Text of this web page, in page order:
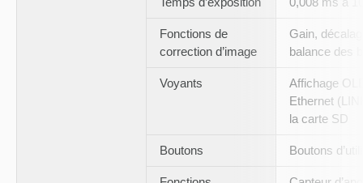
Fonctions de
correction d’image
Gain,
balance des
Voyants
Affichage
Ethernet
la carte SD
Boutons Boutons